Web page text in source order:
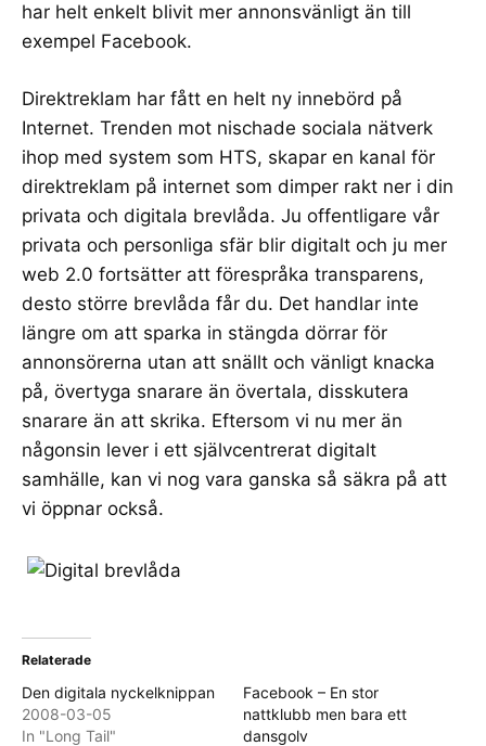
har helt enkelt blivit mer annonsvänligt än till
exempel Facebook.
Direktreklam har fått en helt ny innebörd på
Internet. Trenden mot nischade sociala nätverk
ihop med system som HTS, skapar en kanal för
direktreklam på internet som dimper rakt ner i din
privata och digitala brevlåda. Ju offentligare vår
privata och personliga sfär blir digitalt och ju mer
web 2.0 fortsätter att förespråka transparens,
desto större brevlåda får du. Det handlar inte
längre om att sparka in stängda dörrar för
annonsörerna utan att snällt och vänligt knacka
på, övertyga snarare än övertala, disskutera
snarare än att skrika. Eftersom vi nu mer än
någonsin lever i ett självcentrerat digitalt
samhälle, kan vi nog vara ganska så säkra på att
vi öppnar också.
Relaterade
Den digitala nyckelknippan
2008-03-05
In "Long Tail"
Facebook – En stor
nattklubb men bara ett
dansgolv